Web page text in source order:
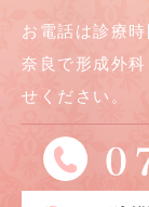
お電話は診療
奈良で形成外
せください。